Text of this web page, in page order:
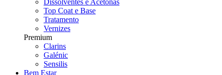
Dissolventes e Acetonas
Top Coat e Base
Tratamento
Vernizes
Premium
Clarins
Galénic
Sensilis
Bem Estar